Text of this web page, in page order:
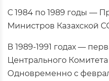
С 1984 по 1989 годы —
Министров Казахской
В 1989-1991 годах —
Центрального
Одновременно с